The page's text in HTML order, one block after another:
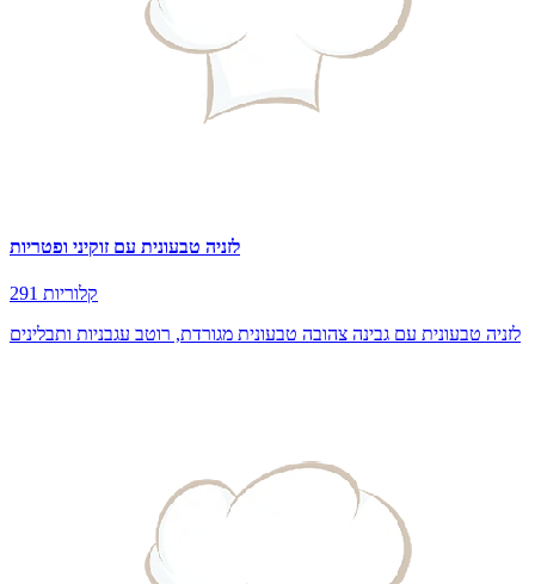
לזניה טבעונית עם זוקיני ופטריות
291 קלוריות
לזניה טבעונית עם גבינה צהובה טבעונית מגורדת, רוטב עגבניות ותבלינים